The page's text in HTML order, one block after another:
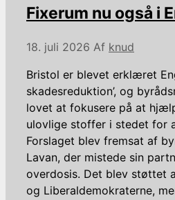
Fixerum nu også i
18. juli 2026 Af knud
Bristol er blevet erklæret
skadesreduktion’, og
lovet at fokusere på at
ulovlige stoffer i stedet for
Forslaget blev fremsat af
Lavan, der mistede sin
overdosis. Det blev støttet
og Liberaldemokraterne,